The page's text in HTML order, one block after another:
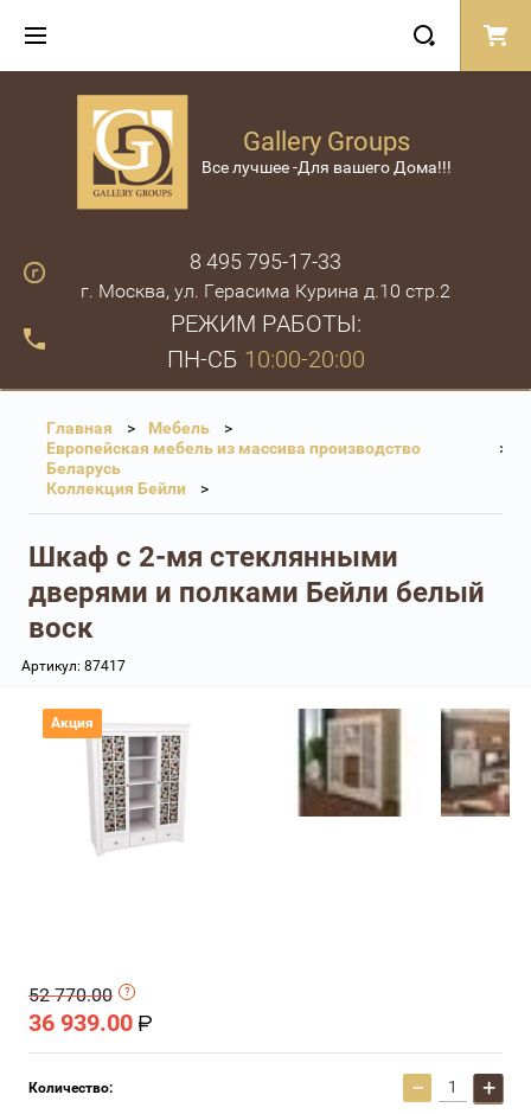
Gallery Groups
Все лучшее -Для вашего Дома!!!
8 495 795-17-33
г. Москва, ул. Герасима Курина д.10 стр.2
РЕЖИМ РАБОТЫ:
ПН-СБ 10:00-20:00
Главная
Мебель
Европейская мебель из массива производство
Беларусь
Коллекция Бейли
Шкаф с 2-мя стеклянными
дверями и полками Бейли белый
воск
Артикул: 87417
Акция
52 770.00
36 939.00
Количество: − +